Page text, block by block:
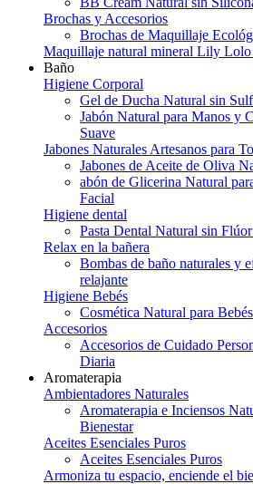
Brochas y Accesorios
Brochas de Maquillaje
Maquillaje natural mineral Lily Lolo
Baño
Higiene Corporal
Gel de Ducha Natural sin
Jabón Natural para Manos y
Suave
Jabones Naturales Artesanos para
Jabones de Aceite de Oliva
abón de Glicerina Natural
Facial
Higiene dental
Pasta Dental Natural sin
Relax en la bañera
Bombas de baño naturales y
relajante
Higiene Bebés
Cosmética Natural para
Accesorios
Accesorios de Cuidado
Diaria
Aromaterapia
Ambientadores Naturales
Aromaterapia e Inciensos
Bienestar
Aceites Esenciales Puros
Aceites Esenciales Puros
Armoniza tu espacio, enciende el